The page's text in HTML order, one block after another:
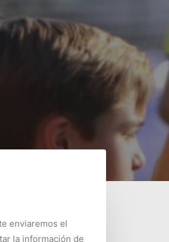
enviaremos el
la información de